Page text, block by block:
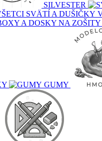
SILVESTER
A DOSKY NA ZOŠITY
GUMY